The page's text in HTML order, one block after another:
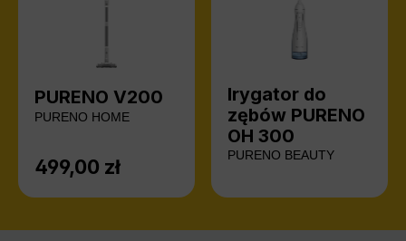
PURENO V200
PURENO HOME
Cena regularna:
499,00 zł
Irygator do
zębów PURENO
OH 300
PURENO BEAUTY